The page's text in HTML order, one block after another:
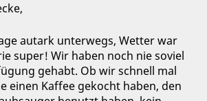
autark unterwegs, Wetter war
super! Wir haben noch nie soviel
gehabt. Ob wir schnell mal
einen Kaffee gekocht haben, den